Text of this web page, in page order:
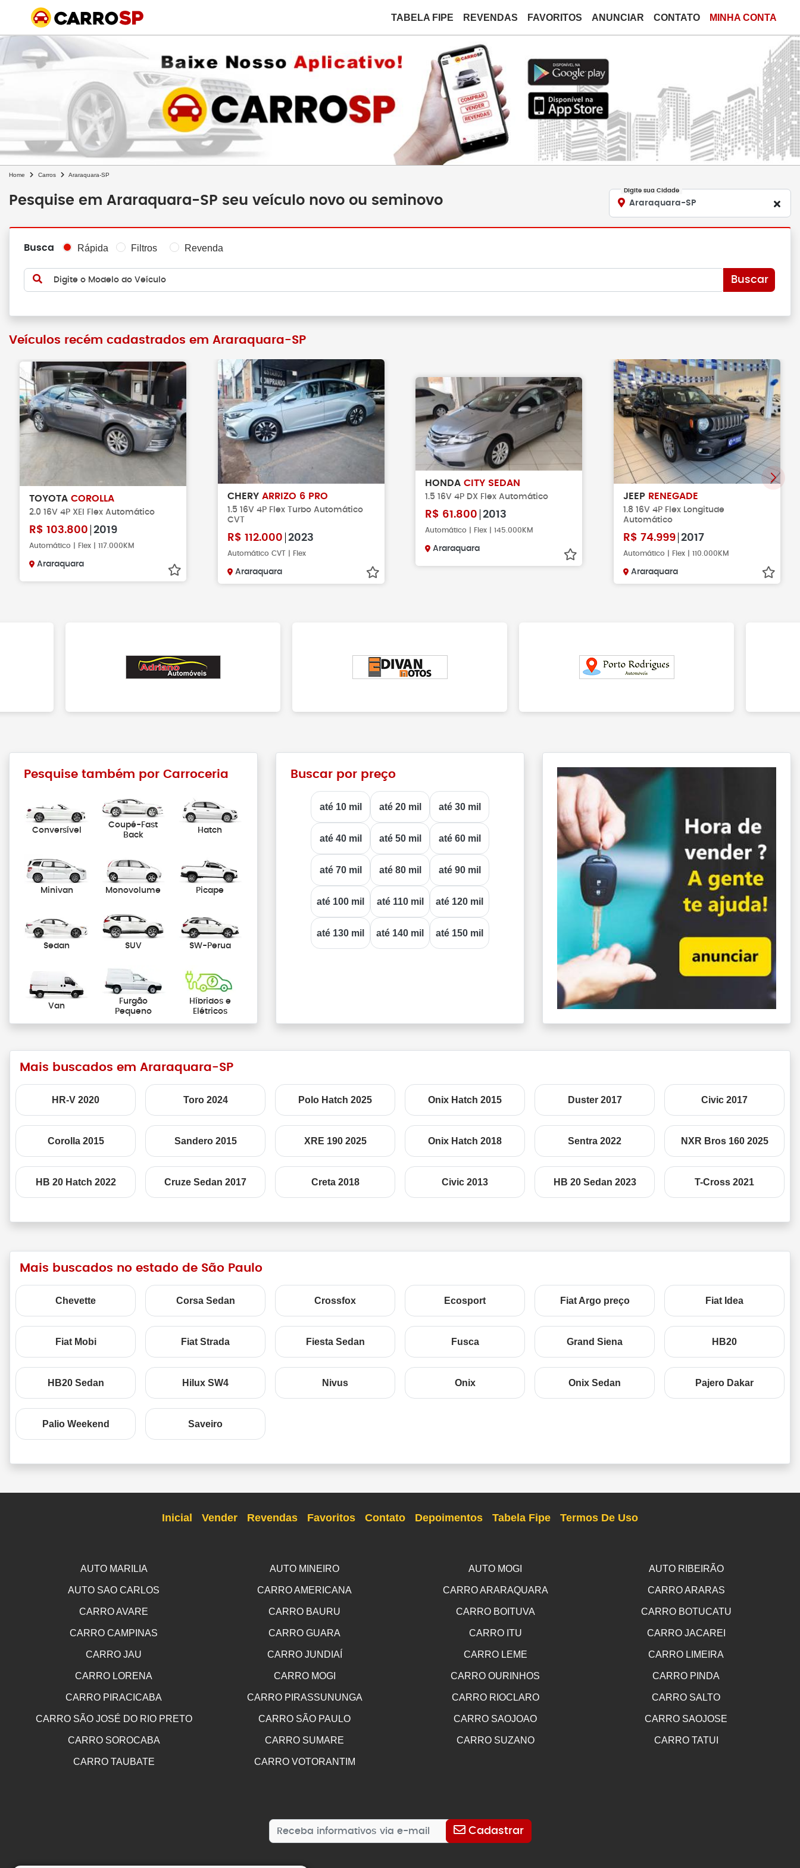
TABELA FIPE REVENDAS FAVORITOS ANUNCIAR CONTATO MINHA CONTA
Home Carros Araraquara-SP
Pesquise em Araraquara-SP seu veículo novo ou seminovo
Digite sua Cidade
Busca Rápida Filtros Revenda
Digite o Modelo do Veículo Buscar
Veículos recém cadastrados em Araraquara-SP
TOYOTACOROLLA
2.0 16V 4P XEI Flex Automático
R$ 103.800 2019
Automático | Flex | 117.000KM
Araraquara
CHERY ARRIZO 6 PRO
1.5 16V 4P Flex Turbo Automático
CVT
R$ 112.000 2023
Automático CVT | Flex
Araraquara
HONDACITY SEDAN
1.5 16V 4P DX Flex Automático
R$ 61.800 2013
Automático | Flex | 145.000KM
Araraquara
JEEP RENEGADE
1.8 16V 4P Flex Longitude
Automático
R$ 74.999 2017
Automático | Flex | 110.000KM
Araraquara
Pesquise também por Carroceria
Conversível
Coupé-Fast
Back
Hatch
Minivan Monovolume Picape
Sedan SUV SW-Perua
Van
Furgão
Pequeno
Híbridos e
Elétricos
Buscar por preço
até 10 mil até 20 mil até 30 mil
até 40 mil até 50 mil até 60 mil
até 70 mil até 80 mil até 90 mil
até 100 mil até 110 mil até 120 mil
até 130 mil até 140 mil até 150 mil
Mais buscados em Araraquara-SP
HR-V 2020 Toro 2024 Polo Hatch 2025 Onix Hatch 2015 Duster 2017 Civic 2017
Corolla 2015 Sandero 2015 XRE 190 2025 Onix Hatch 2018 Sentra 2022 NXR Bros 160 2025
HB 20 Hatch 2022 Cruze Sedan 2017 Creta 2018 Civic 2013 HB 20 Sedan 2023 T-Cross 2021
Mais buscados no estado de São Paulo
Chevette Corsa Sedan Crossfox Ecosport Fiat Argo preço Fiat Idea
Fiat Mobi Fiat Strada Fiesta Sedan Fusca Grand Siena HB20
HB20 Sedan Hilux SW4 Nivus Onix Onix Sedan Pajero Dakar
Palio Weekend Saveiro
Inicial Vender Revendas Favoritos Contato Depoimentos Tabela Fipe Termos De Uso
AUTO MARILIA AUTO MINEIRO AUTO MOGI AUTO RIBEIRÃO
AUTO SAO CARLOS CARRO AMERICANA CARRO ARARAQUARA CARRO ARARAS
CARRO AVARE CARRO BAURU CARRO BOITUVA CARRO BOTUCATU
CARRO CAMPINAS CARRO GUARA CARRO ITU CARRO JACAREI
CARRO JAU CARRO JUNDIAÍ CARRO LEME CARRO LIMEIRA
CARRO LORENA CARRO MOGI CARRO OURINHOS CARRO PINDA
CARRO PIRACICABA CARRO PIRASSUNUNGA CARRO RIOCLARO CARRO SALTO
CARRO SÃO JOSÉ DO RIO PRETO CARRO SÃO PAULO CARRO SAOJOAO CARRO SAOJOSE
CARRO SOROCABA CARRO SUMARE CARRO SUZANO CARRO TATUI
CARRO TAUBATE CARRO VOTORANTIM
Cadastrar